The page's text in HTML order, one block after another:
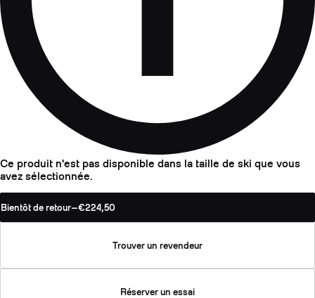
Ce produit n'est pas disponible dans la taille de ski que vous
avez sélectionnée.
Bientôt de retour—€224,50
Trouver un revendeur
Réserver un essai